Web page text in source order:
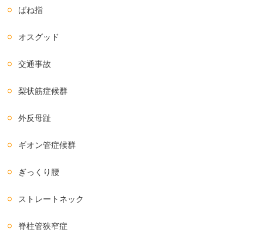
ばね指
オスグッド
交通事故
梨状筋症候群
外反母趾
ギオン管症候群
ぎっくり腰
ストレートネック
脊柱管狭窄症